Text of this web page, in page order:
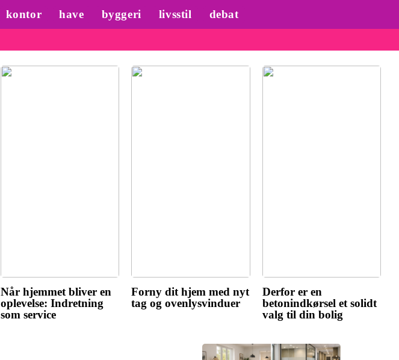
kontor have byggeri livsstil debat
Når hjemmet bliver en
oplevelse: Indretning
som service
Forny dit hjem med nyt
tag og ovenlysvinduer
Derfor er en
betonindkørsel et solidt
valg til din bolig